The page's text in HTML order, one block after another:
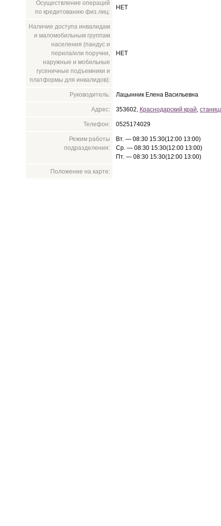
Осуществление операций
по кредитованию физ.лиц:
НЕТ
Наличие доступа инвалидам
и маломобильным группам
населения (пандус и
перила/или поручни,
наружные и мобильные
гусеничные подъемники и
платформы для инвалидов):
НЕТ
Руководитель: Лацынник Елена Васильевна
Адрес: 353602, Краснодарский край,
Телефон: 0525174029
Режим работы
подразделения:
Вт. — 08:30 15:30(12:00 13:00)
Ср. — 08:30 15:30(12:00 13:00)
Пт. — 08:30 15:30(12:00 13:00)
Положение на карте: